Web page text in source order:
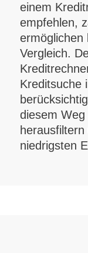
einem
empfehlen,
ermöglichen
Vergleich.
Kreditsuche
diesem
niedrigsten